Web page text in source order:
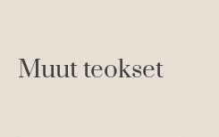
Muut teokset